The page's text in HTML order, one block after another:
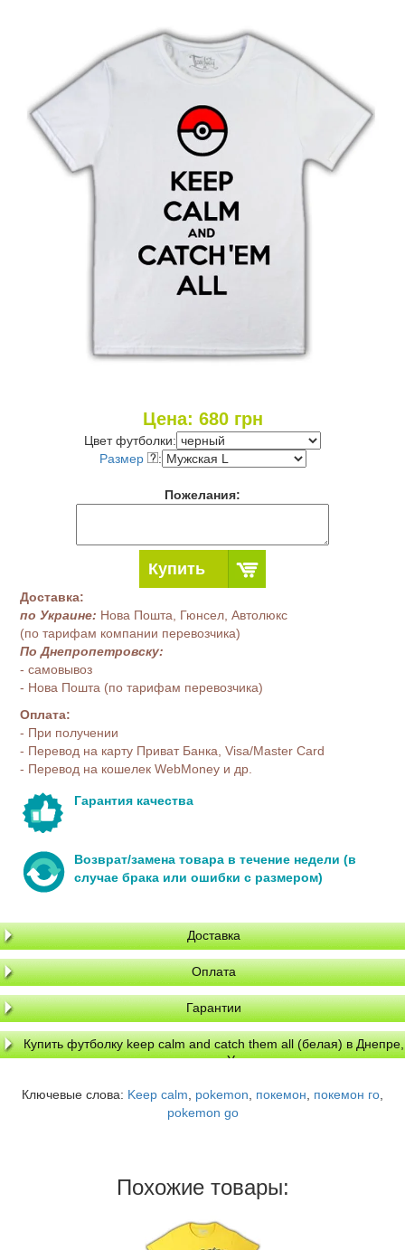
Цена: 680грн
Цвет футболки:
Размер
:
Пожелания:
Купить
Доставка:
по Украине: Нова Пошта, Гюнсел, Автолюкс
(по тарифам компании перевозчика)
По Днепропетровску:
- самовывоз
- Нова Пошта (по тарифам перевозчика)
Оплата:
- При получении
- Перевод на карту Приват Банка, Visa/Master Card
- Перевод на кошелек WebMoney и др.
Гарантия качества
Возврат/замена товара в течение недели (в
случае брака или ошибки с размером)
Доставка
Оплата
Гарантии
Купить футболку keep calm and catch them all (белая) в Днепре,
доставка по Украине
Ключевые слова: Keep calm pokemon покемон покемон го
pokemon go
Похожие товары: